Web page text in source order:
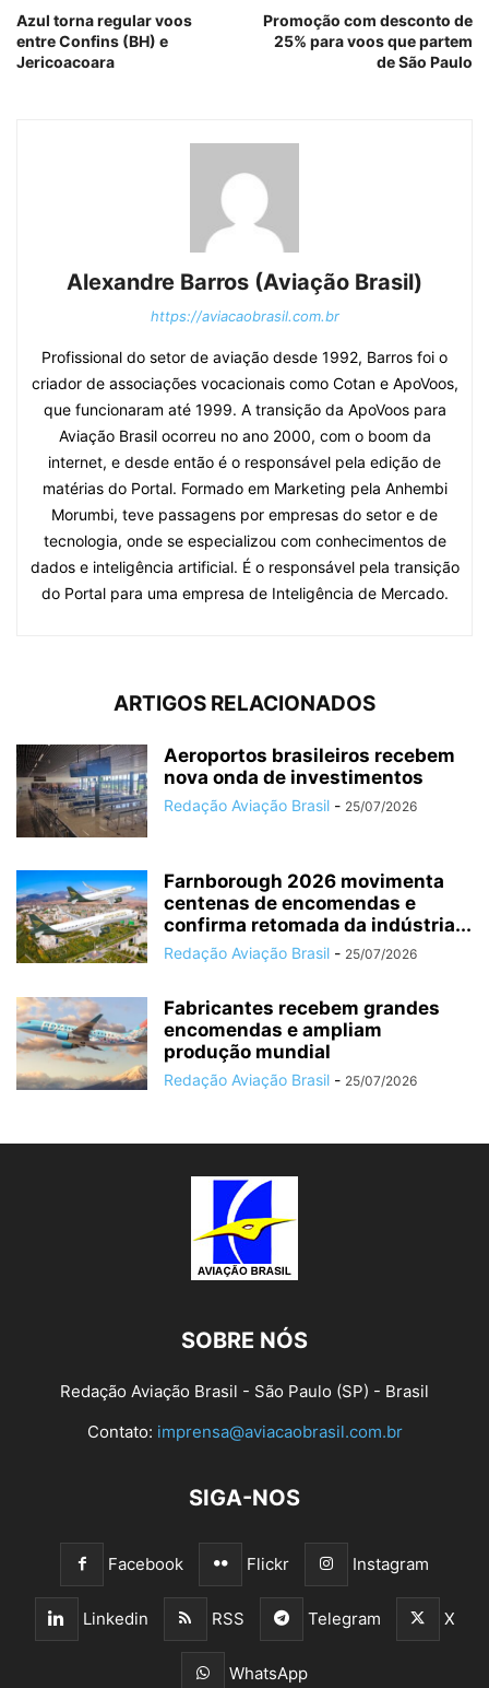
Azul torna regular voos
entre Confins (BH) e
Jericoacoara
Promoção com desconto de
25% para voos que partem
de São Paulo
Alexandre Barros (Aviação Brasil)
https://aviacaobrasil.com.br
Profissional do setor de aviação desde 1992, Barros foi o
criador de associações vocacionais como Cotan e ApoVoos,
que funcionaram até 1999. A transição da ApoVoos para
Aviação Brasil ocorreu no ano 2000, com o boom da
internet, e desde então é o responsável pela edição de
matérias do Portal. Formado em Marketing pela Anhembi
Morumbi, teve passagens por empresas do setor e de
tecnologia, onde se especializou com conhecimentos de
dados e inteligência artificial. É o responsável pela transição
do Portal para uma empresa de Inteligência de Mercado.
ARTIGOS RELACIONADOS
Aeroportos brasileiros recebem
nova onda de investimentos
Redação Aviação Brasil - 25/07/2026
Farnborough 2026 movimenta
centenas de encomendas e
confirma retomada da indústria...
Redação Aviação Brasil - 25/07/2026
Fabricantes recebem grandes
encomendas e ampliam
produção mundial
Redação Aviação Brasil - 25/07/2026
SOBRE NÓS
Redação Aviação Brasil - São Paulo (SP) - Brasil
Contato: imprensa@aviacaobrasil.com.br
SIGA-NOS
Facebook Flickr Instagram
Linkedin RSS Telegram X
WhatsApp